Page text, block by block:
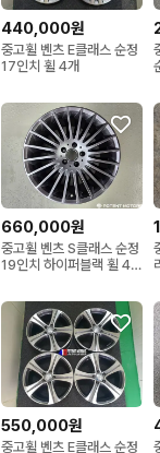
440,000원
중고휠 벤츠 E클래스 순정
17인치 휠 4개
660,000원
중고휠 벤츠 S클래스 순정
19인치 하이퍼블랙 휠 4
550,000원
중고휠 벤츠 E클래스 순정